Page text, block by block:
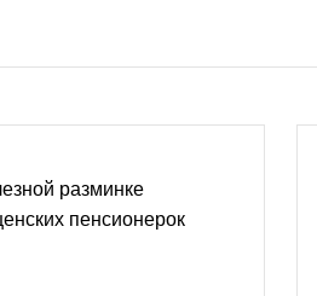
разминке
пенсионерок